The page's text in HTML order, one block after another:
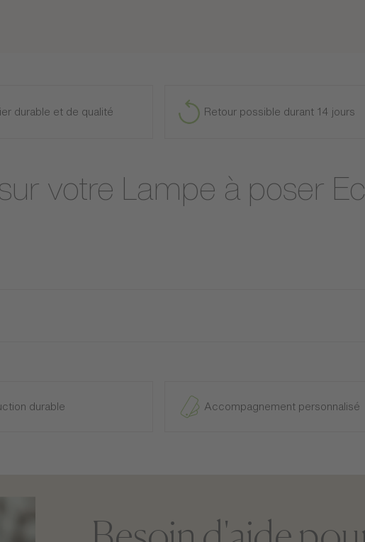
durable et de qualité Retour possible durant 14 jours
votre Lampe à poser
durable Accompagnement personnalisé